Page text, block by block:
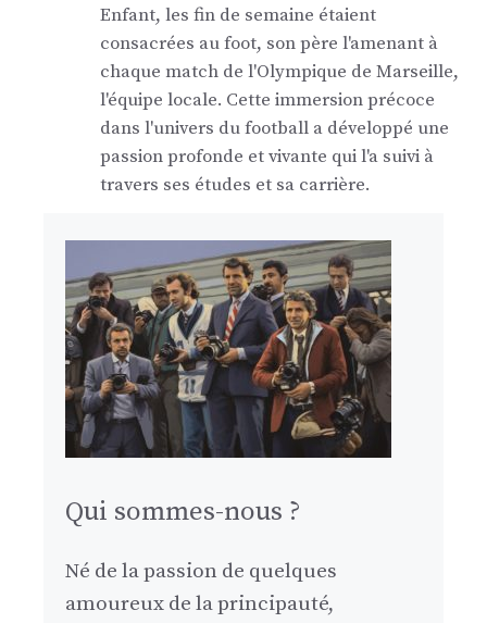
Enfant, les fin de semaine étaient
consacrées au foot, son père l'amenant à
chaque match de l'Olympique de Marseille,
l'équipe locale. Cette immersion précoce
dans l'univers du football a développé une
passion profonde et vivante qui l'a suivi à
travers ses études et sa carrière.
Qui sommes-nous ?
Né de la passion de quelques
amoureux de la principauté,